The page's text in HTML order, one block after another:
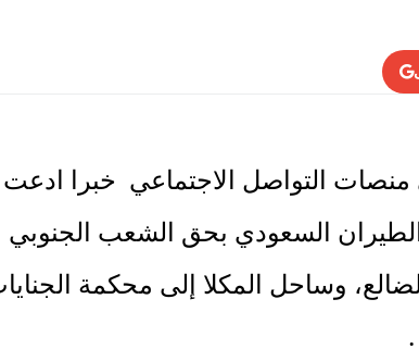
التواصل الاجتماعي خبرا ادعت
السعودي بحق الشعب الجنوبي
وساحل المكلا إلى محكمة الجنايات